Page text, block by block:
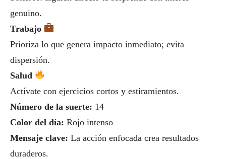
genuino.
Trabajo
Prioriza lo que genera impacto inmediato; evita
dispersión.
Salud
Actívate con ejercicios cortos y estiramientos.
Número de la suerte: 14
Color del día: Rojo intenso
Mensaje clave: La acción enfocada crea resultados
duraderos.